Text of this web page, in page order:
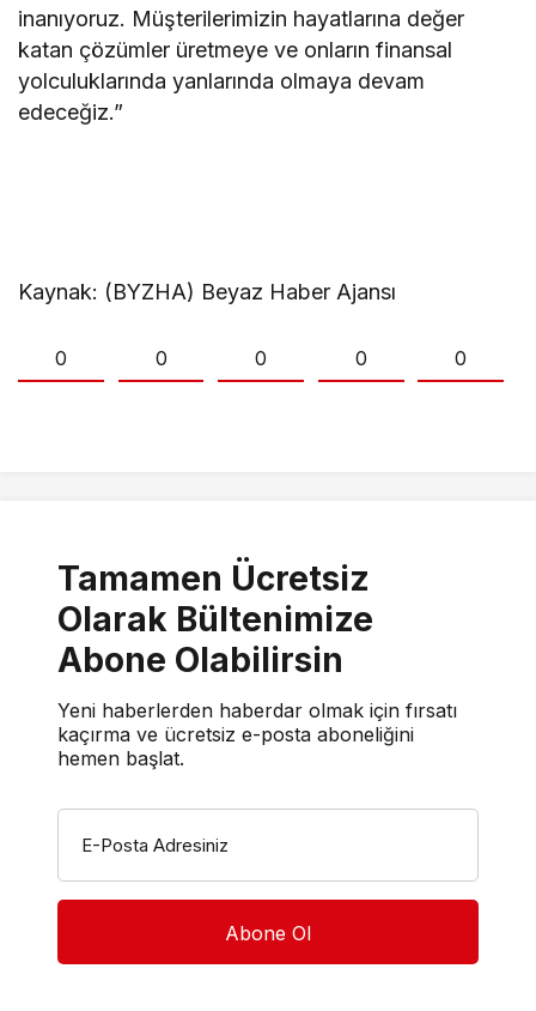
inanıyoruz. Müşterilerimizin hayatlarına değer
katan çözümler üretmeye ve onların finansal
yolculuklarında yanlarında olmaya devam
edeceğiz.”
Kaynak: (BYZHA) Beyaz Haber Ajansı
0 0 0 0 0
Tamamen Ücretsiz
Olarak Bültenimize
Abone Olabilirsin
Yeni haberlerden haberdar olmak için fırsatı
kaçırma ve ücretsiz e-posta aboneliğini
hemen başlat.
E-Posta Adresiniz